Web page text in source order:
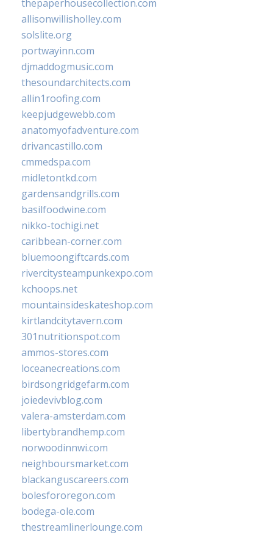
thepaperhousecollection.com
allisonwillisholley.com
solslite.org
portwayinn.com
djmaddogmusic.com
thesoundarchitects.com
allin1roofing.com
keepjudgewebb.com
anatomyofadventure.com
drivancastillo.com
cmmedspa.com
midletontkd.com
gardensandgrills.com
basilfoodwine.com
nikko-tochigi.net
caribbean-corner.com
bluemoongiftcards.com
rivercitysteampunkexpo.com
kchoops.net
mountainsideskateshop.com
kirtlandcitytavern.com
301nutritionspot.com
ammos-stores.com
loceanecreations.com
birdsongridgefarm.com
joiedevivblog.com
valera-amsterdam.com
libertybrandhemp.com
norwoodinnwi.com
neighboursmarket.com
blackanguscareers.com
bolesfororegon.com
bodega-ole.com
thestreamlinerlounge.com